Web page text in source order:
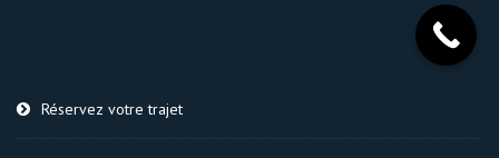
Réservez votre trajet